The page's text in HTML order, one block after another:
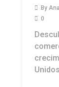
By
0